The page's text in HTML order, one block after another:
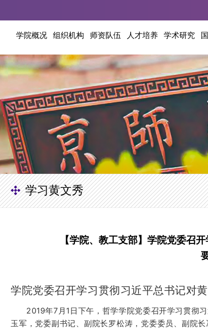
学院概况 组织机构 师资队伍 人才培养 学术研究
学习黄文秀
【学院、教工支部】学院党委召
学院党委召开学习贯彻习近平总书记对
2019年7月1日下午，哲学学院党委召开学习贯彻
玉军，党委副书记、副院长罗松涛，党委委员、副院